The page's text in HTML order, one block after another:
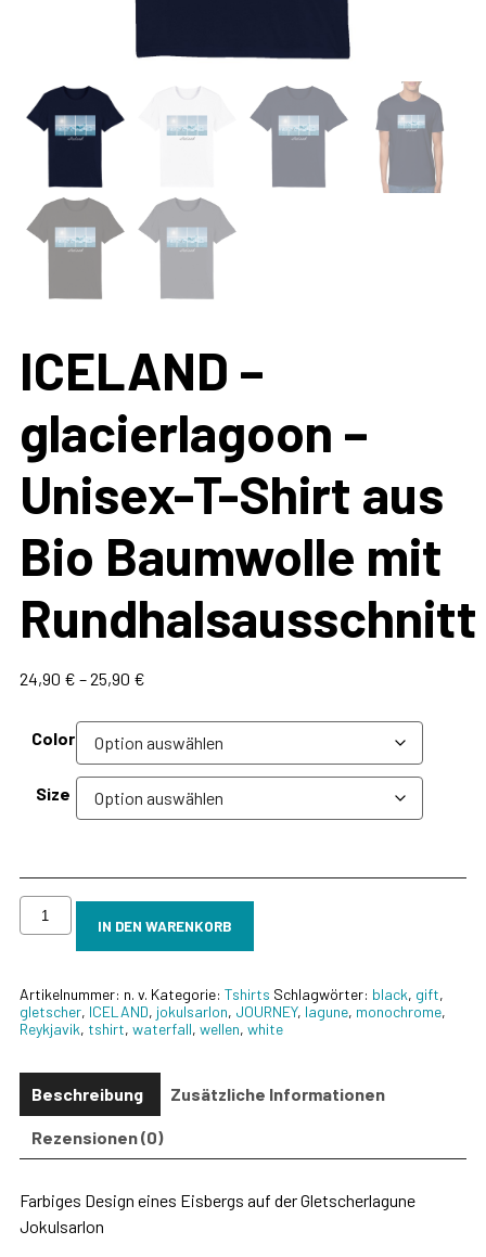
ICELAND –
glacierlagoon –
Unisex-T-Shirt aus
Bio Baumwolle mit
Rundhalsausschnitt
24,90 € –25,90 €Preisspanne:
bis
25,90 €
Color
Size
ICELAND
glacierlagoon
Unisex-
T-
Shirt
Bio
Baumwolle
mit
Rundhalsausschnitt
IN DEN WARENKORB
Artikelnummer: n. v. Kategorie: Tshirts Schlagwörter: black, gift,
gletscher, ICELAND, jokulsarlon, JOURNEY, lagune, monochrome,
Reykjavik, tshirt, waterfall, wellen, white
Beschreibung Zusätzliche Informationen
Rezensionen (0)
Farbiges Design eines Eisbergs auf der Gletscherlagune
Jokulsarlon